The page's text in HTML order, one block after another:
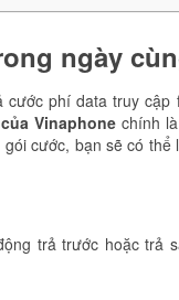
ngày
phí data truy
Vinaphone chính
cước, bạn sẽ có
trả trước hoặc trả